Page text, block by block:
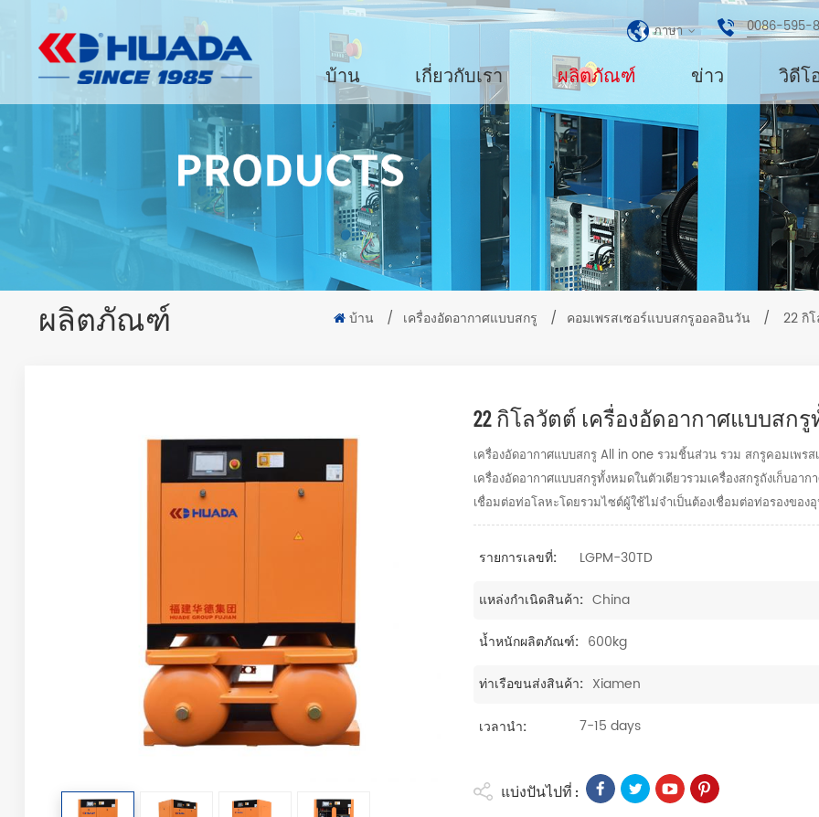
ภาษา 0086-595-
บ้าน เกี่ยวกับเรา ผลิตภัณฑ์ ข่าว วิดีโ
ผลิตภัณฑ์ บ้าน / เครื่องอัดอากาศแบบสกรู / คอมเพรสเซอร์แบบสกรูออลอินวัน / 22 กิ
22 กิโลวัตต์ เครื่องอัดอากาศแบบสกรู
เครื่องอัดอากาศแบบสกรู All in one รวมชิ้นส่วน รวม สกรูคอมเพรส
เครื่องอัดอากาศแบบสกรูทั้งหมดในตัวเดียวรวมเครื่องสกรูถังเก็บอ
เชื่อมต่อท่อโลหะโดยรวมไซต์ผู้ใช้ไม่จำเป็นต้องเชื่อมต่อท่อรองขอ
รายการเลขที่: LGPM-30TD
แหล่งกำเนิดสินค้า: China
น้ำหนักผลิตภัณฑ์: 600kg
ท่าเรือขนส่งสินค้า: Xiamen
เวลานำ: 7-15 days
แบ่งปันไปที่ :